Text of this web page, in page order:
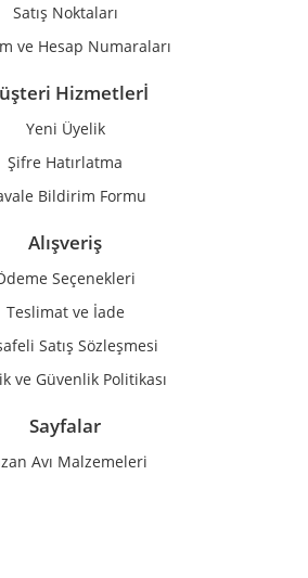
Gönder
Satış Noktaları
ve Hesap Numaraları
Hizmetlerİ
Yeni Üyelik
Şifre Hatırlatma
Bildirim Formu
Alışveriş
Seçenekleri
Teslimat ve İade
Satış Sözleşmesi
ve Güvenlik Politikası
Sayfalar
Avı Malzemeleri